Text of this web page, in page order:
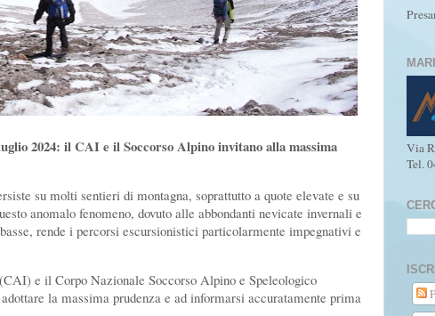
2024: il CAI e il Soccorso Alpino invitano alla massima
su molti sentieri di montagna, soprattutto a quote elevate e su
anomalo fenomeno, dovuto alle abbondanti nevicate invernali e
rende i percorsi escursionistici particolarmente impegnativi e
e il Corpo Nazionale Soccorso Alpino e Speleologico
la massima prudenza e ad informarsi accuratamente prima
Via
Tel.